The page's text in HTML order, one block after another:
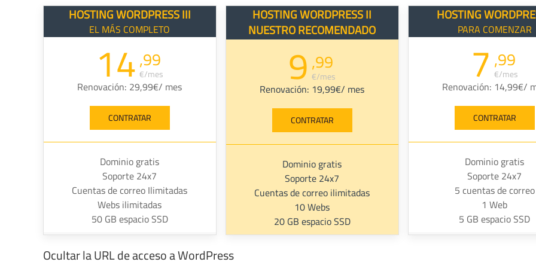
HOSTING WORDPRESS III
EL MÁS COMPLETO
14,99
€/mes
Renovación: 29,99€/ mes
CONTRATAR
Dominio gratis
Soporte 24x7
Cuentas de correo Ilimitadas
Webs ilimitadas
50 GB espacio SSD
HOSTING WORDPRESS II
NUESTRO RECOMENDADO
9,99
€/mes
Renovación: 19,99€/ mes
CONTRATAR
Dominio gratis
Soporte 24x7
Cuentas de correo ilimitadas
10 Webs
20 GB espacio SSD
HOSTING
PARA COMENZAR
7 ,99
€/mes
Renovación: 14,99€/
CONTRATAR
Dominio gratis
Soporte 24x7
5 cuentas de correo
1 Web
5 GB espacio SSD
Ocultar la URL de acceso a WordPress